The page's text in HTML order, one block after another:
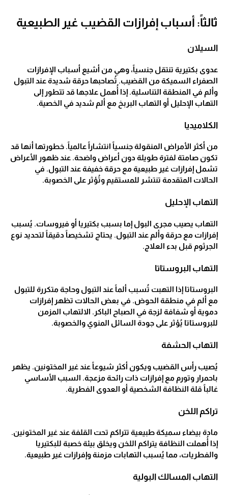
ثالثاً: أسباب إفرازات القضيب غير الطبيعية
السيلان
عدوى بكتيرية تنتقل جنسياً، وهي من أشيع أسباب الإفرازات
الصفراء السميكة من القضيب. تُصاحبها حرقة شديدة عند التبول
وألم في المنطقة التناسلية. إذا أُهمل علاجها قد تتطور إلى
التهاب الإحليل أو التهاب البربخ مع ألم شديد في الخصية.
الكلاميديا
من أكثر الأمراض المنقولة جنسياً انتشاراً عالمياً. خطورتها أنها قد
تكون صامتة لفترة طويلة دون أعراض واضحة. عند ظهور الأعراض
تشمل إفرازات غير طبيعية مع حرقة خفيفة عند التبول. في
الحالات المتقدمة تنتشر للمستقيم وتُؤثر على الخصوبة.
التهاب الإحليل
التهاب يصيب مجرى البول إما بسبب بكتيريا أو فيروسات. يُسبب
إفرازات مع حرقة وألم عند التبول. يحتاج تشخيصاً دقيقاً لتحديد نوع
الجرثوم قبل بدء العلاج.
التهاب البروستاتا
البروستاتا إذا التهبت تُسبب ألماً عند التبول وحاجة متكررة للتبول
مع ألم في منطقة الحوض. في بعض الحالات تظهر إفرازات
دموية أو شفافة لزجة في الصباح الباكر. الالتهاب المزمن
للبروستاتا يُؤثر على جودة السائل المنوي والخصوبة.
التهاب الحشفة
يُصيب رأس القضيب ويكون أكثر شيوعاً عند غير المختونين. يظهر
باحمرار وتورم مع إفرازات ذات رائحة مزعجة. السبب الأساسي
غالباً قلة النظافة الشخصية أو العدوى الفطرية.
تراكم اللخن
مادة بيضاء سميكة طبيعية تتراكم تحت القلفة عند غير المختونين.
إذا أُهملت النظافة يتراكم اللخن ويخلق بيئة خصبة للبكتيريا
والفطريات، مما يُسبب التهابات مزمنة وإفرازات غير طبيعية.
التهاب المسالك البولية